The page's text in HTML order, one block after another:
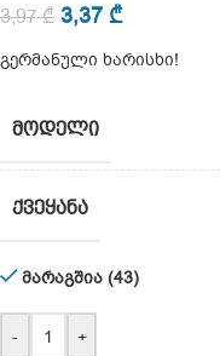
3,97₾ 3,37 ₾
გერმანული ხარისხი!
ᲛᲝᲓᲔᲚᲘ
ᲥᲕᲔᲧᲐᲜᲐ
მარაგშია (43)
- +